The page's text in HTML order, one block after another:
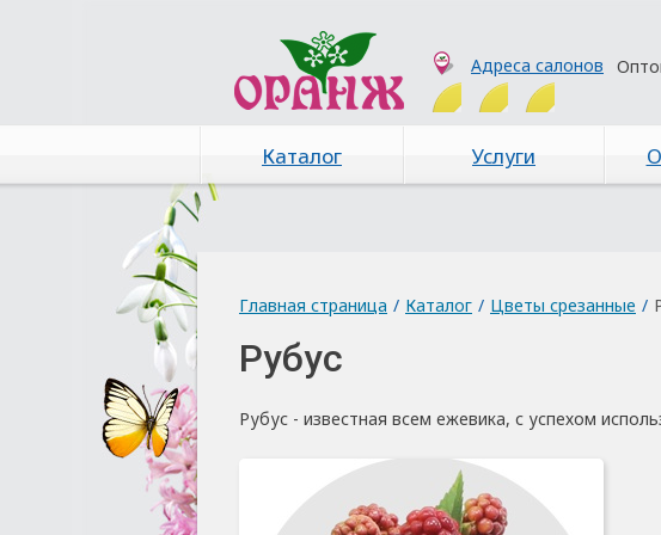
Адреса салонов
Каталог Услуги
Главная страница / Каталог / Цветы срезанные /
Рубус
Рубус - известная всем ежевика, с успехом